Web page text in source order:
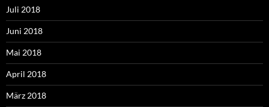
Juli 2018
Juni 2018
Mai 2018
April 2018
März 2018